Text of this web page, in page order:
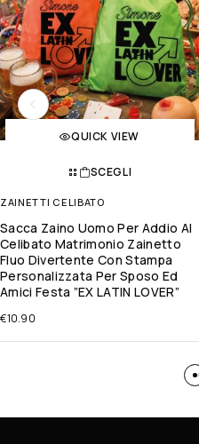
QUICK VIEW
SCEGLI
ZAINETTI CELIBATO
Sacca Zaino Uomo Per Addio Al
Celibato Matrimonio Zainetto
Fluo Divertente Con Stampa
Personalizzata Per Sposo Ed
Amici Festa ”EX LATIN LOVER”
€10.90